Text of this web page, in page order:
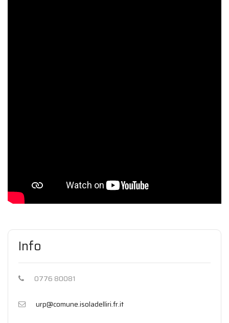
Info
0776 80081
urp@comune.isoladelliri.fr.it